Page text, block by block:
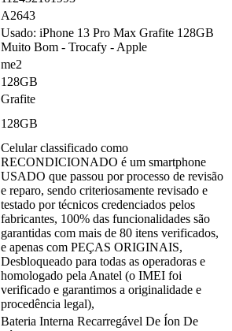
A2643
Usado: iPhone 13 Pro Max Grafite 128GB
Muito Bom - Trocafy - Apple
me2
128GB
Grafite
128GB
Celular classificado como
RECONDICIONADO é um smartphone
USADO que passou por processo de revisão
e reparo, sendo criteriosamente revisado e
testado por técnicos credenciados pelos
fabricantes, 100% das funcionalidades são
garantidas com mais de 80 itens verificados,
e apenas com PEÇAS ORIGINAIS,
Desbloqueado para todas as operadoras e
homologado pela Anatel (o IMEI foi
verificado e garantimos a originalidade e
procedência legal),
Bateria Interna Recarregável De Íon De